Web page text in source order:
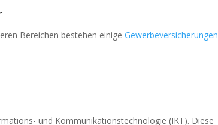
Bereichen bestehen einigeGewerbeversicherungen
und Kommunikationstechnologie (IKT). Diese